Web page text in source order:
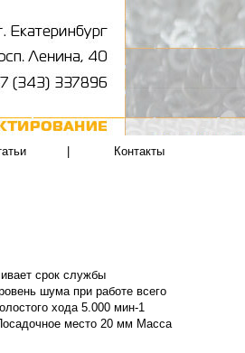
Контакты
срок службы
шума при работе всего
хода 5.000 мин-1
место 20 мм Масса